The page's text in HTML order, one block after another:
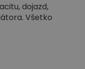
dojazd,
Všetko